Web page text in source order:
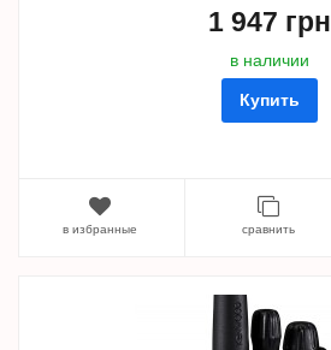
1 947 грн
в наличии
Купить
в избранные сравнить